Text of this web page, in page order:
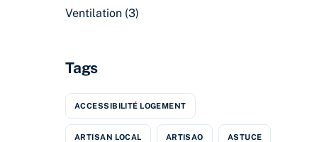
Ventilation (3)
Tags
ACCESSIBILITÉ LOGEMENT
ARTISAN LOCAL ARTISAO ASTUCE